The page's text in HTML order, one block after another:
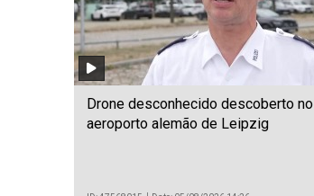
Drone desconhecido descoberto no
aeroporto alemão de Leipzig